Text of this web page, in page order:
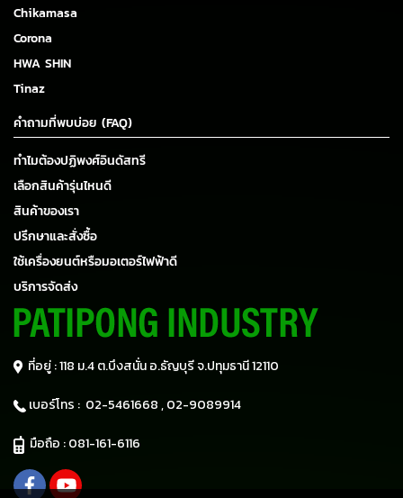
Chikamasa
Corona
HWA SHIN
Tinaz
คำถามที่พบบ่อย (FAQ)
ทำไมต้องปฏิพงศ์อินดัสทรี
เลือกสินค้ารุ่นไหนดี
สินค้าของเรา
ปรึกษาและสั่งซื้อ
ใช้เครื่องยนต์หรือมอเตอร์ไฟฟ้าดี
บริการจัดส่ง
ที่อยู่ : 118 ม.4 ต.บึงสนั่น อ.ธัญบุรีจ.ปทุมธานี 12110
เบอร์โทร : 02-5461668 ,02-9089914
มือถือ :081-161-6116